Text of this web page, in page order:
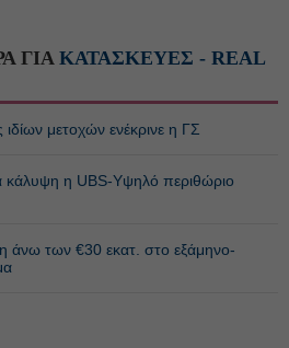
ΓΙΑ ΚΑΤΑΣΚΕΥΕΣ - REAL
μετοχών ενέκρινε η ΓΣ
κάλυψη η UBS-Υψηλό περιθώριο
άνω των €30 εκατ. στο εξάμηνο-